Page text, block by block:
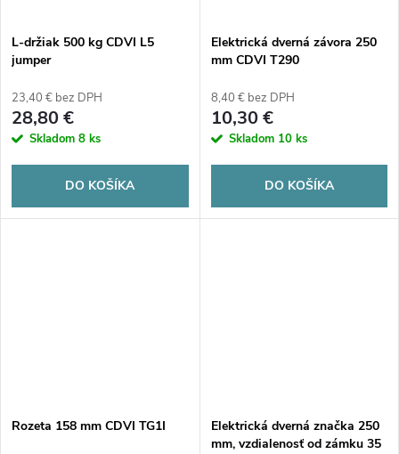
L-držiak 500 kg CDVI L5
jumper
23,40 € bez DPH
28,80 €
Skladom 8 ks
DO KOŠÍKA
Elektrická dverná závora 250
mm CDVI T290
8,40 € bez DPH
10,30 €
Skladom 10 ks
DO KOŠÍKA
Rozeta 158 mm CDVI TG1I
Elektrická dverná značka 250
mm, vzdialenosť od zámku 35